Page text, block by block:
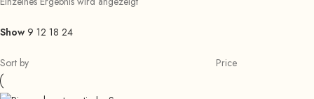
Show 9 12 18 24
Sort by Price